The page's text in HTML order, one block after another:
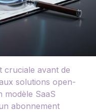
cruciale avant de
solutions open-
SaaS
abonnement